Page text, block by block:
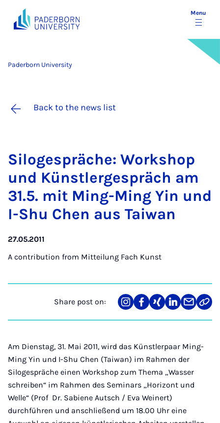
Menu
Paderborn University
Back to the news list
Si­lo­ge­spräche: Work­shop
und Künst­lerge­spräch am
31.5. mit Ming-Ming Yin und
I-Shu Chen aus Taiwan
27.05.2011
A contribution from Mitteilung Fach Kunst
Share post on:
Share
on
Teilen
auf
Teilen
auf
Teilen
auf
Teilen
über
Mail
Link
Am Dienstag, 31. Mai 2011, wird das Künstlerpaar Ming-
Ming Yin und I-Shu Chen (Taiwan) im Rahmen der
Silogespräche einen Workshop zum Thema „Wasser
schreiben“ im Rahmen des Seminars „Horizont und
Welle“ (Prof Dr. Sabiene Autsch / Eva Weinert)
durchführen und anschließend um 18.00 Uhr eine